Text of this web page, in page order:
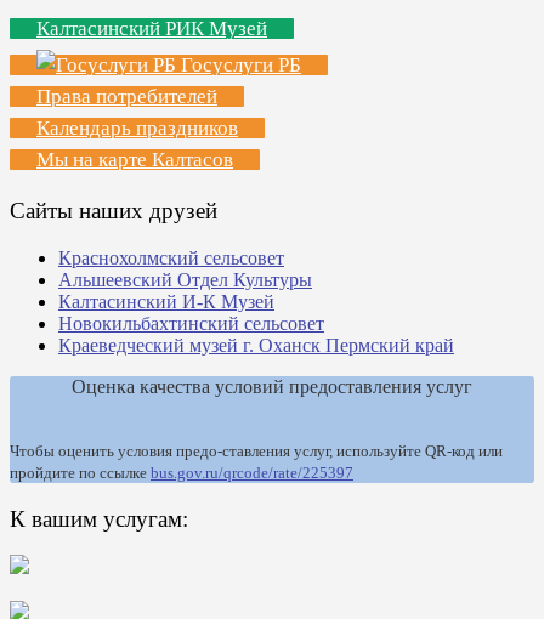
Калтасинский РИК Музей
Госуслуги РБ
Права потребителей
Календарь праздников
Мы на карте Калтасов
Сайты наших друзей
Краснохолмский сельсовет
Альшеевский Отдел Культуры
Калтасинский И-К Музей
Новокильбахтинский сельсовет
Краеведческий музей г. Оханск Пермский край
Оценка качества условий предоставления услуг
Чтобы оценить условия предо-ставления услуг, используйте QR-код или
пройдите по ссылке bus.gov.ru/qrcode/rate/225397
К вашим услугам: